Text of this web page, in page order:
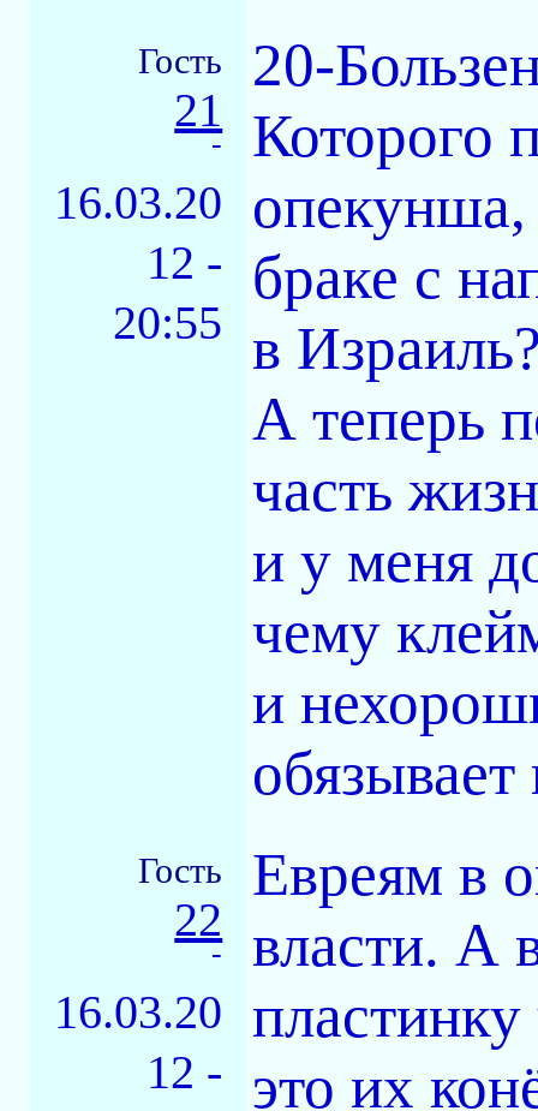
Гость
21
-
16.03.20
12 -
20:55
20-
Которого
браке с
в
А теперь
часть
и у меня
чему
и
Гость
22
-
16.03.20
12 -
Евреям в
власти. А
это их